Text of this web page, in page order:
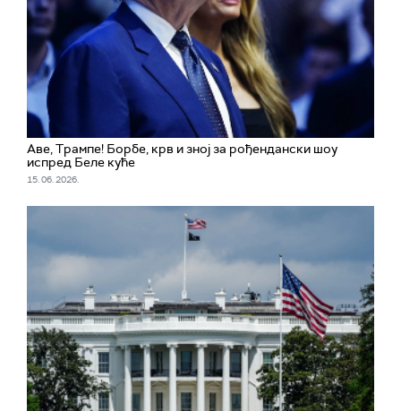
Аве, Трампе! Борбе, крв и зној за рођендански шоу
испред Беле куће
15. 06. 2026.